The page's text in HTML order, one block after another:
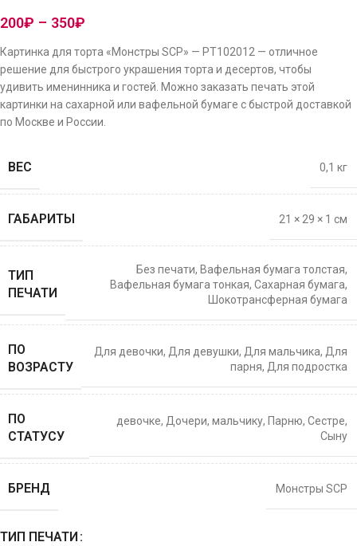
200₽ – 350₽
Картинка для торта «Монстры SCP» — PT102012 — отличное
решение для быстрого украшения торта и десертов, чтобы
удивить именинника и гостей. Можно заказать печать этой
картинки на сахарной или вафельной бумаге с быстрой доставкой
по Москве и России.
ВЕС 0,1 кг
ГАБАРИТЫ 21 × 29 × 1 см
ТИП
ПЕЧАТИ
Без печати, Вафельная бумага толстая,
Вафельная бумага тонкая, Сахарная бумага,
Шокотрансферная бумага
ПО
ВОЗРАСТУ
Для девочки, Для девушки, Для мальчика, Для
парня, Для подростка
ПО
СТАТУСУ
девочке, Дочери, мальчику, Парню, Сестре,
Сыну
БРЕНД Монстры SCP
ТИП ПЕЧАТИ